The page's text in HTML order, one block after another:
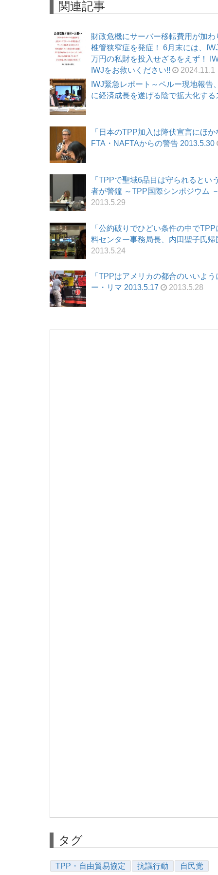
関連記事
財政危機にサーバー移転費用が加
椎管狭窄症を発症！ 6月末には、
万円の私財を投入せざるをえず！
IWJをお救いください!!
2024.11.1
IWJ緊急レポート～ペルー現地報
に経済成長を遂げる陰で拡大化す
「日本のTPP加入は降伏宣言にほ
FTA・NAFTAからの警告 2013.5.30
「TPPで聖域6品目は守られると
者が警鐘 ～TPP国際シンポジウム
2013.5.29
「公約破りでひどい条件の中で
料センター事務局長、内田聖子氏
2013.5.24
「TPPはアメリカの都合のいいよ
ー・リマ 2013.5.17
2013.5.28
タグ
TPP・自由貿易協定 抗議行動 自民党